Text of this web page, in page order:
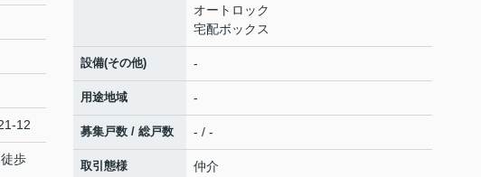
12
歩
オートロック
宅配ボックス
設備(その他) -
用途地域 -
募集戸数 / 総戸数 - / -
取引態様 仲介